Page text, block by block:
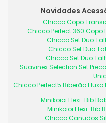
Novidades
Chicco Copo
Chicco Perfect 360 Copo
Chicco Set Duo
Chicco Set Duo
Chicco Set Duo
Suavinex Selection Set
Chicco Perfect5 Biberão
Minikoioi Flexi-Bib
Minikoioi Flexi-Bib
Chicco Canudos